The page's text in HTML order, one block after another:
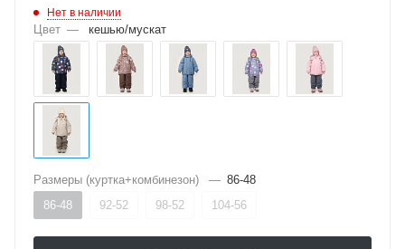
Нет в наличии
Цвет — кешью/мускат
Размеры (куртка+комбинезон) — 86-48
86-48
92-52 98-52 104-56